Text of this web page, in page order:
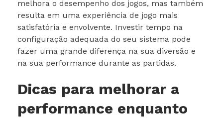
melhora o desempenho dos jogos, mas também
resulta em uma experiência de jogo mais
satisfatória e envolvente. Investir tempo na
configuração adequada do seu sistema pode
fazer uma grande diferença na sua diversão e
na sua performance durante as partidas.
Dicas para melhorar a
performance enquanto